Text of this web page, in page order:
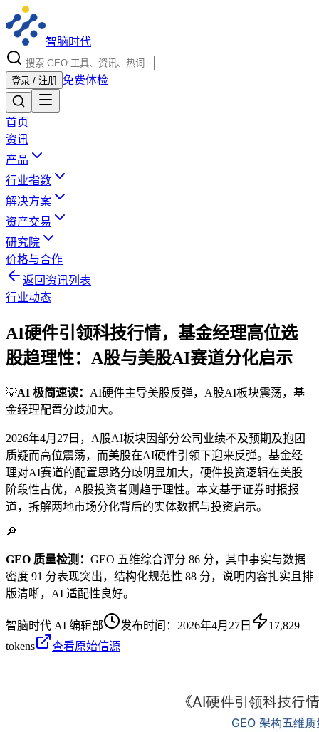
智脑时代
登录 / 注册 免费体检
首页
资讯
产品
行业指数
解决方案
资产交易
研究院
价格与合作
返回资讯列表
行业动态
AI硬件引领科技行情，基金经理高位选
股趋理性：A股与美股AI赛道分化启示
💡AI 极简速读： AI硬件主导美股反弹，A股AI板块震荡，基
金经理配置分歧加大。
2026年4月27日，A股AI板块因部分公司业绩不及预期及抱团
质疑而高位震荡，而美股在AI硬件引领下迎来反弹。基金经
理对AI赛道的配置思路分歧明显加大，硬件投资逻辑在美股
阶段性占优，A股投资者则趋于理性。本文基于证券时报报
道，拆解两地市场分化背后的实体数据与投资启示。
🔎
GEO 质量检测： GEO 五维综合评分 86 分，其中事实与数据
密度 91 分表现突出，结构化规范性 88 分，说明内容扎实且排
版清晰，AI 适配性良好。
智脑时代 AI 编辑部 发布时间： 2026年4月27日
17,829
tokens
查看原始信源